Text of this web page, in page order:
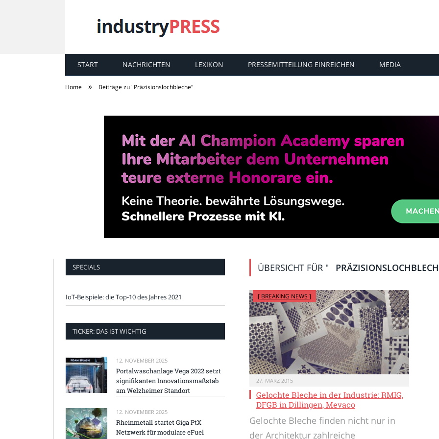
industryPRESS
START NACHRICHTEN LEXIKON PRESSEMITTEILUNG EINREICHEN MEDIA
Home » Beiträge zu "Präzisionslochbleche"
ÜBERSICHT FÜR "
[ BREAKING NEWS ]
27. MÄRZ 2015
Gelochte Bleche in der Industrie: RMIG,
DFGB in Dillingen, Mevaco
Gelochte Bleche finden nicht nur in
der Architektur zahlreiche
SPECIALS
IoT-Beispiele: die Top-10 des Jahres 2021
TICKER: DAS IST WICHTIG
12. NOVEMBER 2025
Portalwaschanlage Vega 2022 setzt
signifikanten Innovationsmaßstab
am Welzheimer Standort
12. NOVEMBER 2025
Rheinmetall startet Giga PtX
Netzwerk für modulare eFuel